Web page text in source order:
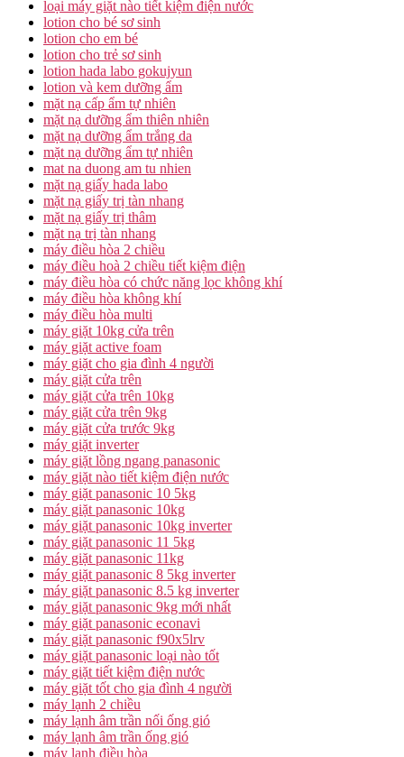
loại máy giặt nào tiết kiệm điện nước
lotion cho bé sơ sinh
lotion cho em bé
lotion cho trẻ sơ sinh
lotion hada labo gokujyun
lotion và kem dưỡng ẩm
mặt nạ cấp ẩm tự nhiên
mặt nạ dưỡng ẩm thiên nhiên
mặt nạ dưỡng ẩm trắng da
mặt nạ dưỡng ẩm tự nhiên
mat na duong am tu nhien
mặt nạ giấy hada labo
mặt nạ giấy trị tàn nhang
mặt nạ giấy trị thâm
mặt nạ trị tàn nhang
máy điều hòa 2 chiều
máy điều hoà 2 chiều tiết kiệm điện
máy điều hòa có chức năng lọc không khí
máy điều hòa không khí
máy điều hòa multi
máy giặt 10kg cửa trên
máy giặt active foam
máy giặt cho gia đình 4 người
máy giặt cửa trên
máy giặt cửa trên 10kg
máy giặt cửa trên 9kg
máy giặt cửa trước 9kg
máy giặt inverter
máy giặt lồng ngang panasonic
máy giặt nào tiết kiệm điện nước
máy giặt panasonic 10 5kg
máy giặt panasonic 10kg
máy giặt panasonic 10kg inverter
máy giặt panasonic 11 5kg
máy giặt panasonic 11kg
máy giặt panasonic 8 5kg inverter
máy giặt panasonic 8.5 kg inverter
máy giặt panasonic 9kg mới nhất
máy giặt panasonic econavi
máy giặt panasonic f90x5lrv
máy giặt panasonic loại nào tốt
máy giặt tiết kiệm điện nước
máy giặt tốt cho gia đình 4 người
máy lạnh 2 chiều
máy lạnh âm trần nối ống gió
máy lạnh âm trần ống gió
máy lạnh điều hòa